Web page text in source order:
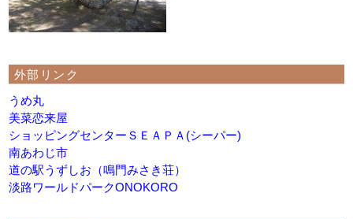
外部リンク
うめ丸
美菜恋来屋
ショッピングセンターＳＥＡＰＡ(シーパー)
南あわじ市
道の駅うずしお（鳴門みさき荘）
淡路ワールドパークONOKORO